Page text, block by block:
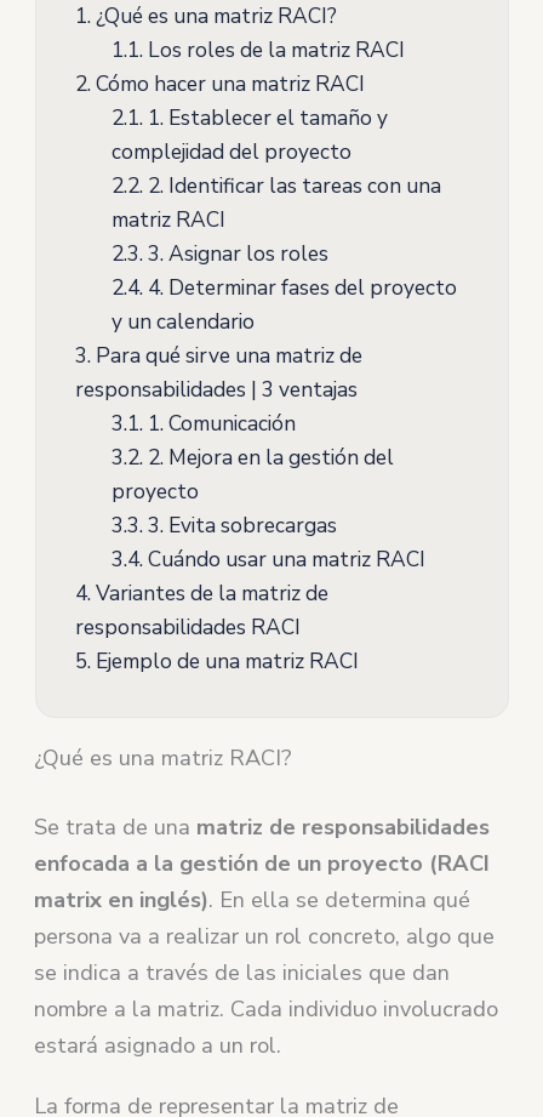
1.¿Qué es una matriz RACI?
1.1.Los roles de la matriz RACI
2.Cómo hacer una matriz RACI
2.1.1. Establecer el tamaño y
complejidad del proyecto
2.2.2. Identificar las tareas con una
matriz RACI
2.3.3. Asignar los roles
2.4.4. Determinar fases del proyecto
y un calendario
3.Para qué sirve una matriz de
responsabilidades | 3 ventajas
3.1.1. Comunicación
3.2.2. Mejora en la gestión del
proyecto
3.3.3. Evita sobrecargas
3.4.Cuándo usar una matriz RACI
4.Variantes de la matriz de
responsabilidades RACI
5.Ejemplo de una matriz RACI
¿Qué es una matriz RACI?
Se trata de una matriz de responsabilidades
enfocada a la gestión de un proyecto (RACI
matrix en inglés). En ella se determina qué
persona va a realizar un rol concreto, algo que
se indica a través de las iniciales que dan
nombre a la matriz. Cada individuo involucrado
estará asignado a un rol.
La forma de representar la matriz de